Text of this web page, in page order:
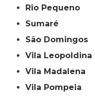
Rio Pequeno
Sumaré
São Domingos
Vila Leopoldina
Vila Madalena
Vila Pompeia